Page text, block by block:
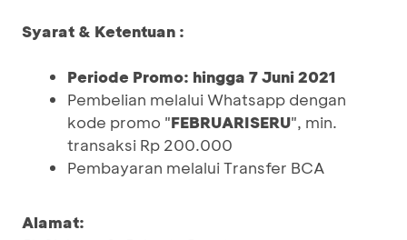
Syarat & Ketentuan :
Periode Promo: hingga 7 Juni 2021
Pembelian melalui Whatsapp dengan
kode promo "FEBRUARISERU", min.
transaksi Rp 200.000
Pembayaran melalui Transfer BCA
Alamat: